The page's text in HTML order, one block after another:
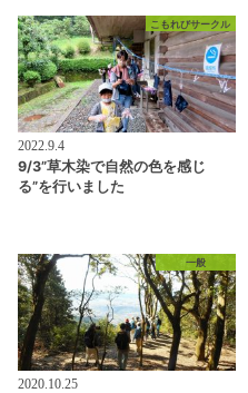
こもれびサークル
2022.9.4
9/3”草木染で自然の色を感じ
る”を行いました
一般
2020.10.25